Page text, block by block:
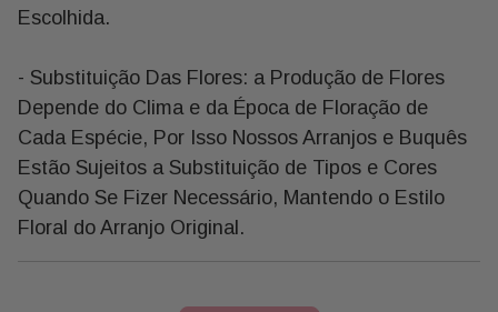
Escolhida.
- Substituição Das Flores: a Produção de Flores
Depende do Clima e da Época de Floração de
Cada Espécie, Por Isso Nossos Arranjos e Buquês
Estão Sujeitos a Substituição de Tipos e Cores
Quando Se Fizer Necessário, Mantendo o Estilo
Floral do Arranjo Original.